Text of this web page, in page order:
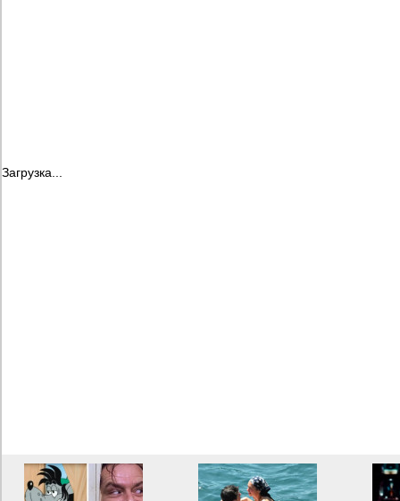
Загрузка...